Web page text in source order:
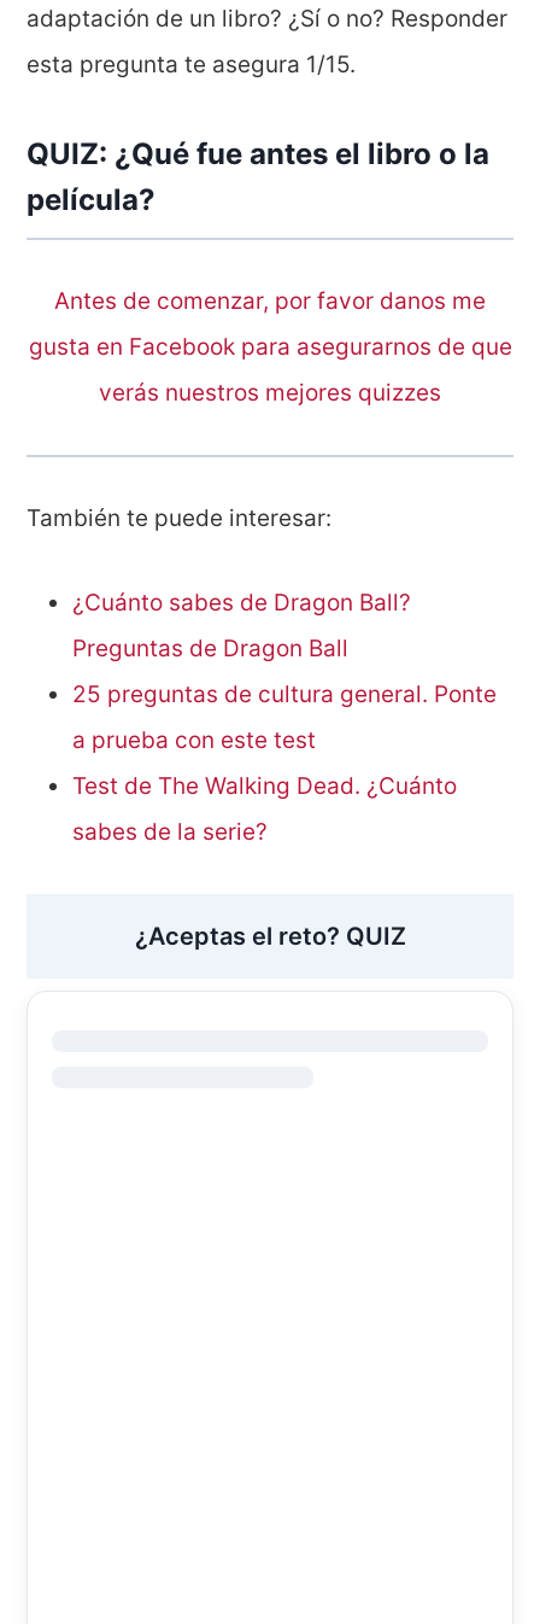
adaptación de un libro? ¿Sí o no? Responder
esta pregunta te asegura 1/15.
QUIZ: ¿Qué fue antes el libro o la
película?
Antes de comenzar, por favor danos me
gusta en Facebook para asegurarnos de que
verás nuestros mejores quizzes
También te puede interesar:
¿Cuánto sabes de Dragon Ball?
Preguntas de Dragon Ball
25 preguntas de cultura general. Ponte
a prueba con este test
Test de The Walking Dead. ¿Cuánto
sabes de la serie?
¿Aceptas el reto? QUIZ